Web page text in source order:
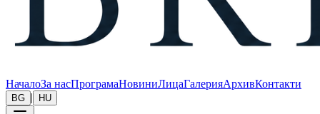
НачалоЗа насПрограмаНовиниЛицаГалерияАрхивКонтакти
BG | HU